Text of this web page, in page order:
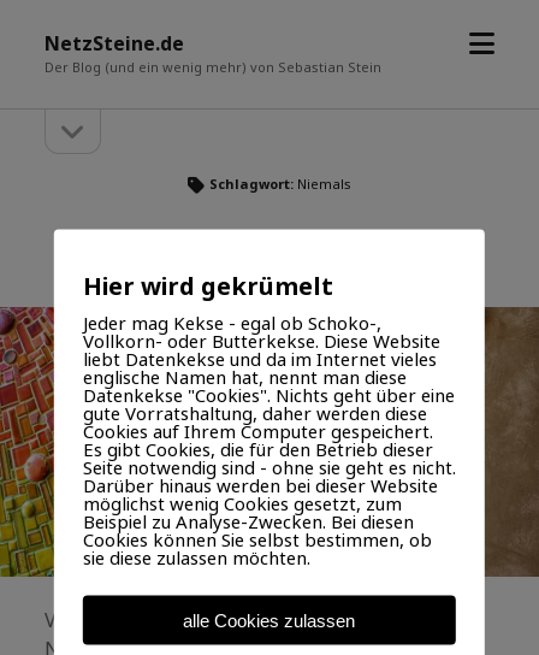
NetzSteine.de
Der Blog (und ein wenig mehr) von Sebastian Stein
Menü
Seitenleiste
öffnen
Schlagwort: Niemals
VERÖFFENTLICHT AM 24. SEPTEMBER 2022 VON SEBASTIAN
Vor einiger Zeit bin ich über einen damaligen
Newcomer in der christlichen Musikszene
Hier wird gekrümelt
Jeder mag Kekse - egal ob Schoko-,
Vollkorn- oder Butterkekse. Diese Website
liebt Datenkekse und da im Internet vieles
englische Namen hat, nennt man diese
Datenkekse "Cookies". Nichts geht über eine
gute Vorratshaltung, daher werden diese
Cookies auf Ihrem Computer gespeichert.
Es gibt Cookies, die für den Betrieb dieser
Seite notwendig sind - ohne sie geht es nicht.
Darüber hinaus werden bei dieser Website
möglichst wenig Cookies gesetzt, zum
Beispiel zu Analyse-Zwecken. Bei diesen
Cookies können Sie selbst bestimmen, ob
sie diese zulassen möchten.
alle Cookies zulassen